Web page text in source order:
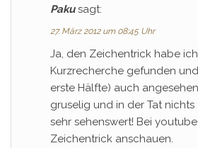
Paku sagt:
27. März 2012 um 08:45 Uhr
Ja, den Zeichentrick habe
Kurzrecherche gefunden
erste Hälfte) auch
gruselig und in der Tat nichts
sehr sehenswert! Bei
Zeichentrick anschauen.